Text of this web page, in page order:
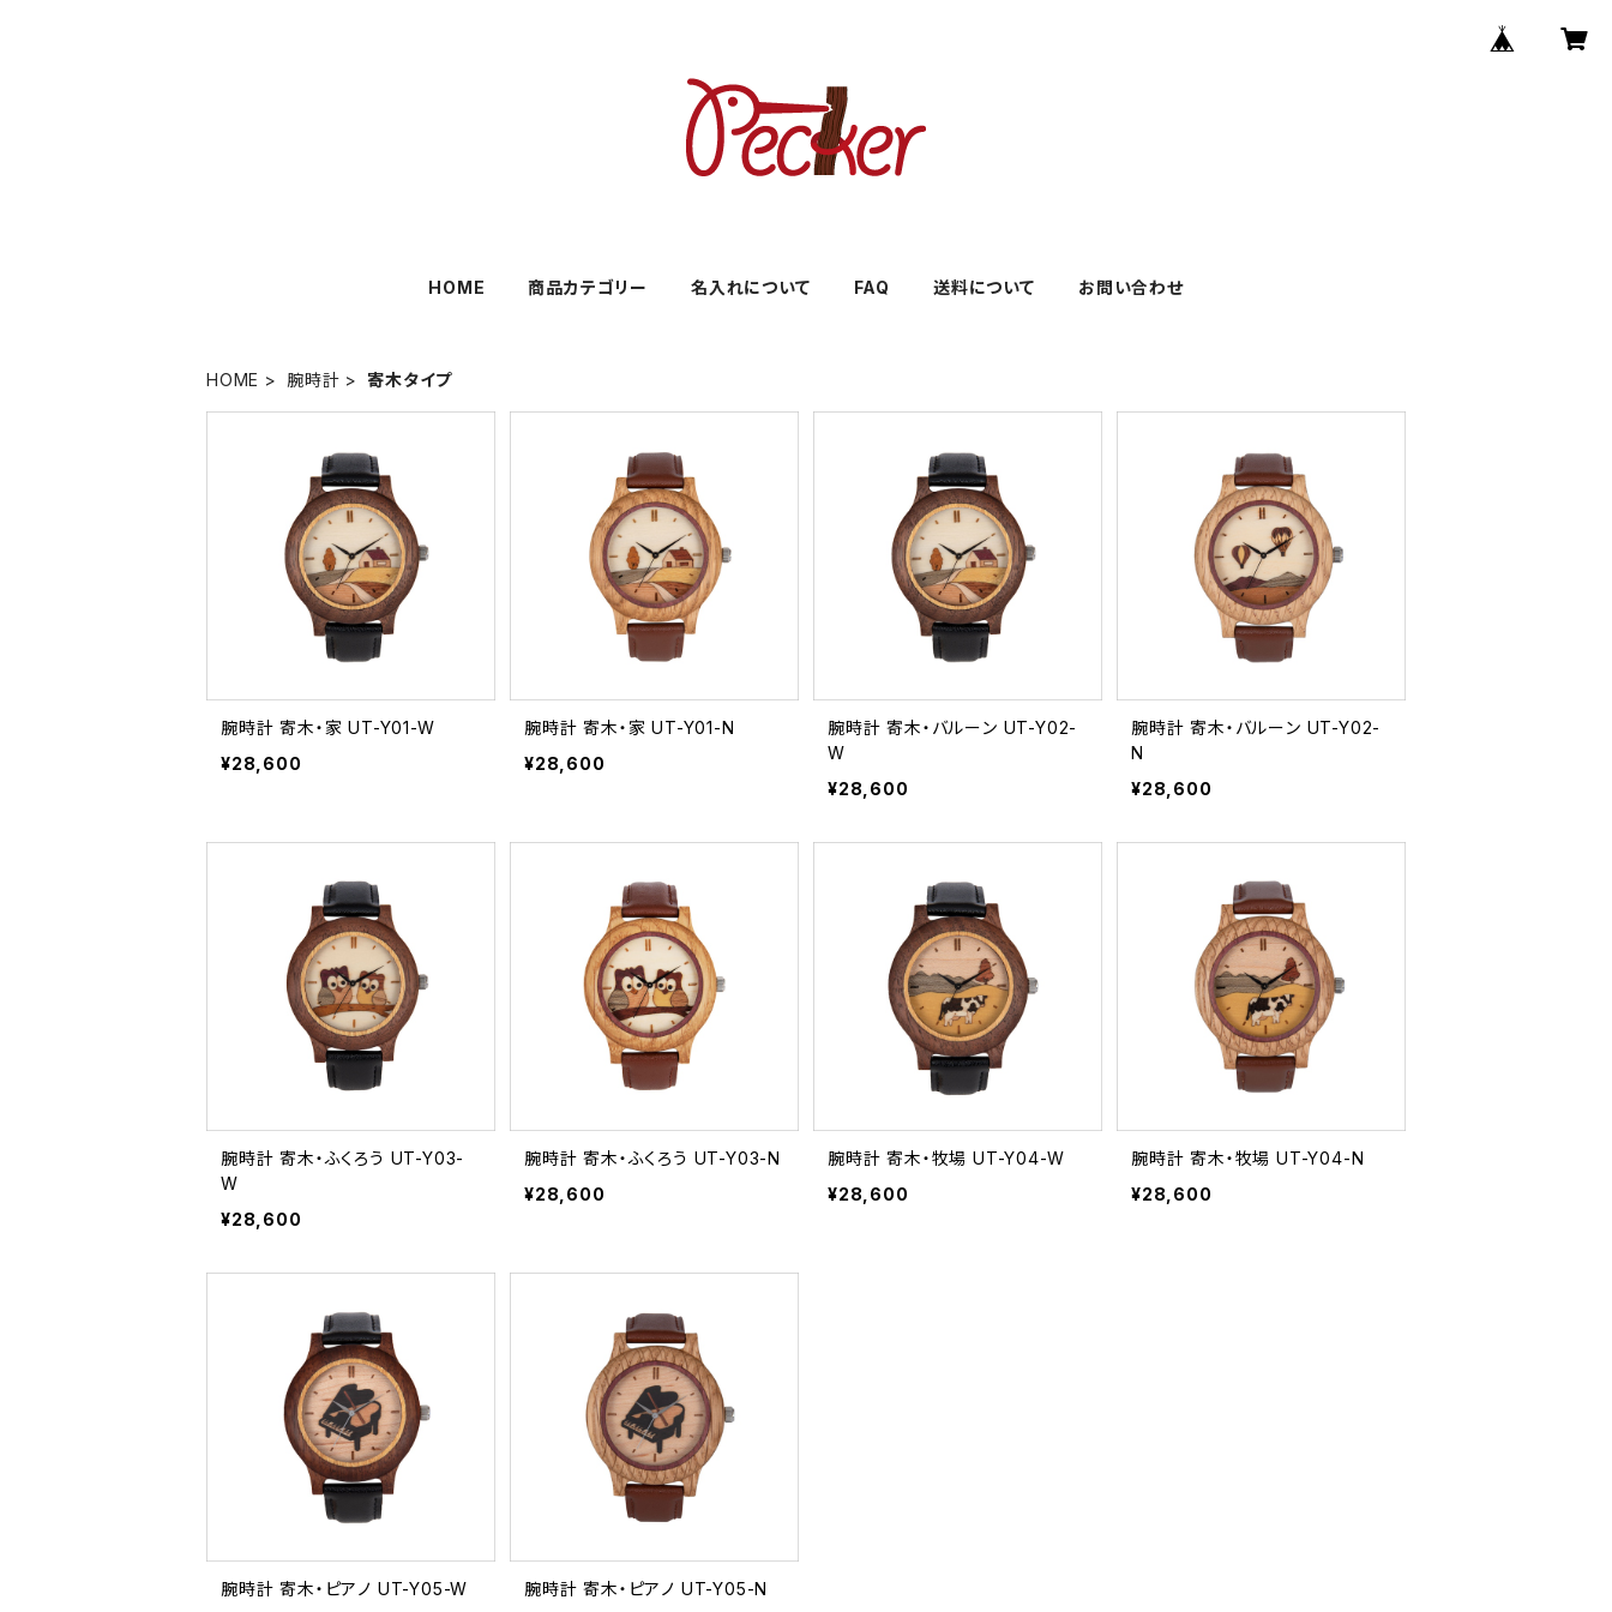
HOME 商品カテゴリー 名入れについて FAQ 送料について お問い合わせ
HOME 腕時計 寄木タイプ
腕時計 寄木・家 UT-Y01-W
¥28,600
腕時計 寄木・家 UT-Y01-N
¥28,600
腕時計 寄木・バルーン UT-Y02-
W
¥28,600
腕時計 寄木・バルーン UT-Y02-
N
¥28,600
腕時計 寄木・ふくろう UT-Y03-
W
¥28,600
腕時計 寄木・ふくろう UT-Y03-N
¥28,600
腕時計 寄木・牧場 UT-Y04-W
¥28,600
腕時計 寄木・牧場 UT-Y04-N
¥28,600
腕時計 寄木・ピアノ UT-Y05-W 腕時計 寄木・ピアノ UT-Y05-N